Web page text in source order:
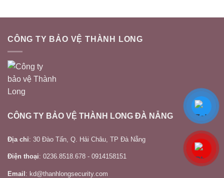
CÔNG TY BẢO VỆ THÀNH LONG
CÔNG TY BẢO VỆ THÀNH LONG ĐÀ NẴNG
Địa chỉ: 30 Đào Tấn, Q. Hải Châu, TP Đà Nẵng
Điện thoại: 0236.8518.678 - 0914158151
Email : kd@thanhlongsecurity.com